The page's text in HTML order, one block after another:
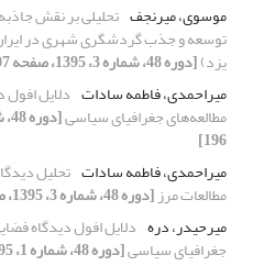
موسوی، میرنجف تحلیلی بر نقش
توسعه و جذب گردشگری شهری در
یزد)[دوره 48، شماره 3، 1395، صفحه 407-427]
میراحمدی، فاطمه سادات دلایل
مطالعه‌های جغرافیای سیاسی
196]
میراحمدی، فاطمه سادات تحلیل
مطالعات مرز[دوره 48، شماره 3، 1395، صفحه 541-555]
میرحیدر، دره دلایل افول دیدگاه
جغرافیای سیاسی[دوره 48، شماره 1، 1395، صفحه 177-196]